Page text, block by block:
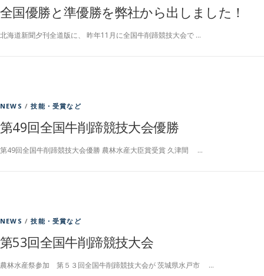
全国優勝と準優勝を弊社から出しました！
北海道新聞夕刊全道版に、 昨年11月に全国牛削蹄競技大会で …
NEWS /技能・受賞など
第49回全国牛削蹄競技大会優勝
第49回全国牛削蹄競技大会優勝 農林水産大臣賞受賞 久津間 …
NEWS /技能・受賞など
第53回全国牛削蹄競技大会
農林水産祭参加 第５３回全国牛削蹄競技大会が 茨城県水戸市 …